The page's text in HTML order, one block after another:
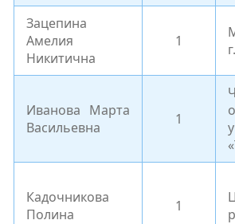
Зацепина
Амелия
Никитична
1
Иванова Марта
Васильевна
1
Кадочникова
Полина
1